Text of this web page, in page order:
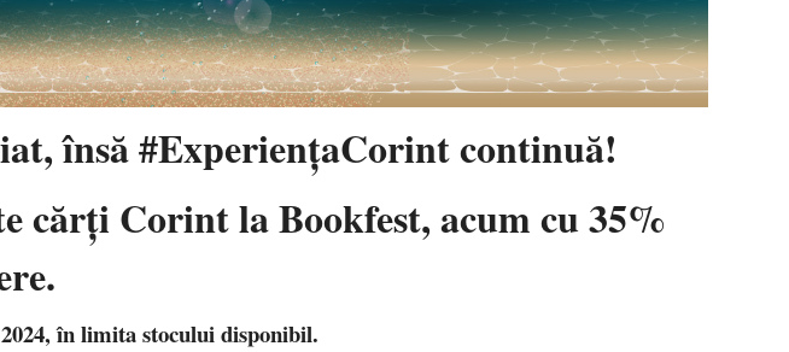
însă #ExperiențaCorint continuă!
cărţi Corint la Bookfest, acum cu 35%
în limita stocului disponibil.